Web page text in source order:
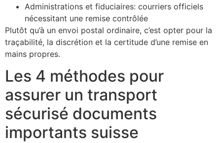
Administrations et fiduciaires: courriers officiels
nécessitant une remise contrôlée
Plutôt qu’à un envoi postal ordinaire, c’est opter pour la
traçabilité, la discrétion et la certitude d’une remise en
mains propres.
Les 4 méthodes pour
assurer un transport
sécurisé documents
importants suisse